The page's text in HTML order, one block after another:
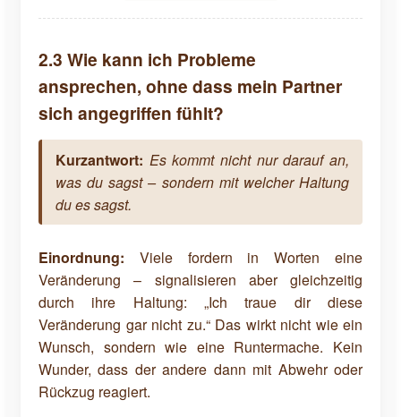
2.3 Wie kann ich Probleme
ansprechen, ohne dass mein Partner
sich angegriffen fühlt?
Kurzantwort: Es kommt nicht nur darauf an,
was du sagst – sondern mit welcher Haltung
du es sagst.
Einordnung: Viele fordern in Worten eine
Veränderung – signalisieren aber gleichzeitig
durch ihre Haltung: „Ich traue dir diese
Veränderung gar nicht zu.“ Das wirkt nicht wie ein
Wunsch, sondern wie eine Runtermache. Kein
Wunder, dass der andere dann mit Abwehr oder
Rückzug reagiert.